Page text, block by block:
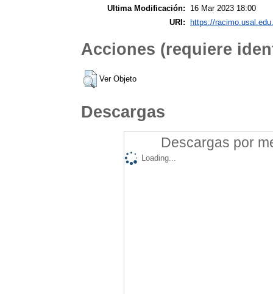
Ultima Modificación:
16 Mar 2023 18:00
URI:
https://
Acciones (requiere
Ver Objeto
Descargas
Descargas por
Loading...